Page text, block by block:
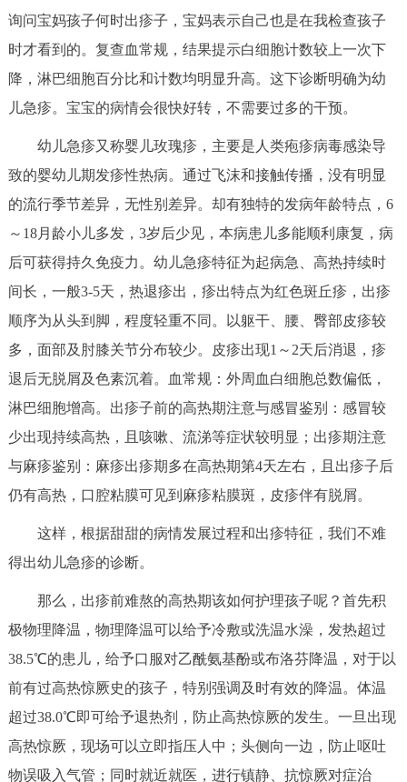
询问宝妈孩子何时出疹子，宝妈表示自己也是在我检查孩子
时才看到的。复查血常规，结果提示白细胞计数较上一次下
降，淋巴细胞百分比和计数均明显升高。这下诊断明确为幼
儿急疹。宝宝的病情会很快好转，不需要过多的干预。
幼儿急疹又称婴儿玫瑰疹，主要是人类疱疹病毒感染导
致的婴幼儿期发疹性热病。通过飞沫和接触传播，没有明显
的流行季节差异，无性别差异。却有独特的发病年龄特点，6
～18月龄小儿多发，3岁后少见，本病患儿多能顺利康复，病
后可获得持久免疫力。幼儿急疹特征为起病急、高热持续时
间长，一般3-5天，热退疹出，疹出特点为红色斑丘疹，出疹
顺序为从头到脚，程度轻重不同。以躯干、腰、臀部皮疹较
多，面部及肘膝关节分布较少。皮疹出现1～2天后消退，疹
退后无脱屑及色素沉着。血常规：外周血白细胞总数偏低，
淋巴细胞增高。出疹子前的高热期注意与感冒鉴别：感冒较
少出现持续高热，且咳嗽、流涕等症状较明显；出疹期注意
与麻疹鉴别：麻疹出疹期多在高热期第4天左右，且出疹子后
仍有高热，口腔粘膜可见到麻疹粘膜斑，皮疹伴有脱屑。
这样，根据甜甜的病情发展过程和出疹特征，我们不难
得出幼儿急疹的诊断。
那么，出疹前难熬的高热期该如何护理孩子呢？首先积
极物理降温，物理降温可以给予冷敷或洗温水澡，发热超过
38.5℃的患儿，给予口服对乙酰氨基酚或布洛芬降温，对于以
前有过高热惊厥史的孩子，特别强调及时有效的降温。体温
超过38.0℃即可给予退热剂，防止高热惊厥的发生。一旦出现
高热惊厥，现场可以立即指压人中；头侧向一边，防止呕吐
物误吸入气管；同时就近就医，进行镇静、抗惊厥对症治